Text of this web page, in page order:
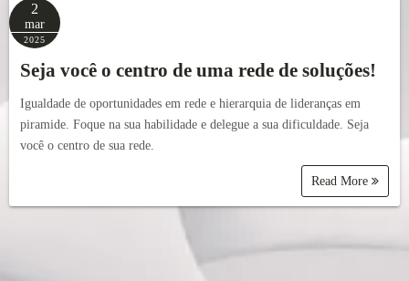
2
mar
2025
Seja você o centro de uma rede de soluções!
Igualdade de oportunidades em rede e hierarquia de lideranças em
piramide. Foque na sua habilidade e delegue a sua dificuldade. Seja
você o centro de sua rede.
Read More